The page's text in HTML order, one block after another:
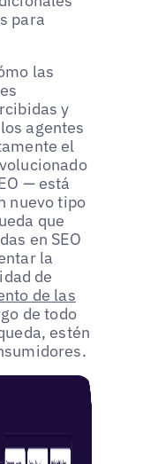
para
las
y
agentes
el
— está
nuevo tipo
que
en SEO
la
de
de las
de todo
estén